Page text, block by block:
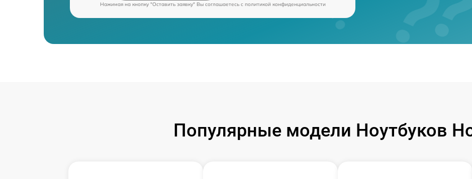
Нажимая на кнопку "Оставить заявку" Вы соглашаетесь c политикой конфиденциальности
Популярные модели Ноутбуков